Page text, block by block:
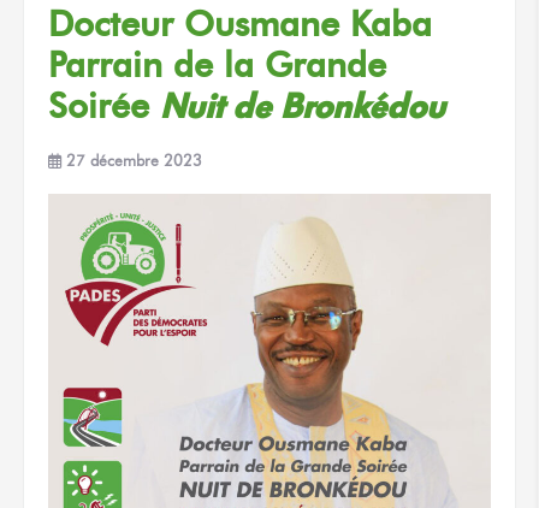
Docteur Ousmane Kaba
Parrain de la Grande
Soirée Nuitde Bronkédou
27 décembre 2023